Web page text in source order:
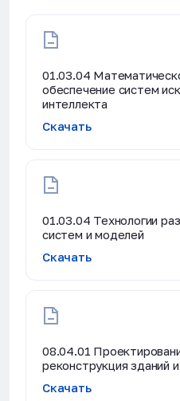
01.03.04
обеспечение систем
интеллекта
Скачать
01.03.04 Технологии
систем и моделей
Скачать
08.04.01
реконструкция зданий
Скачать